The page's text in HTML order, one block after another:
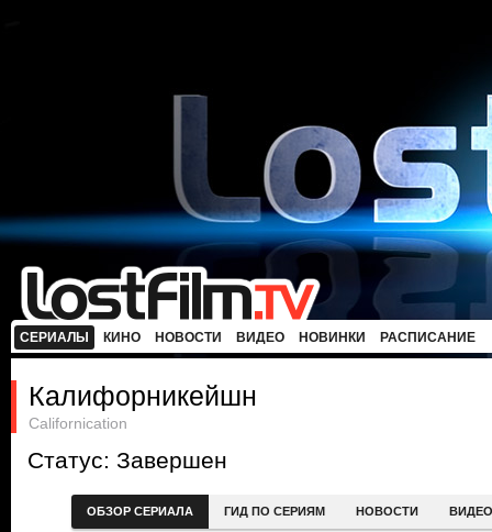
СЕРИАЛЫ КИНО НОВОСТИ ВИДЕО НОВИНКИ РАСПИСАНИЕ
Калифорникейшн
Californication
Статус: Завершен
ОБЗОР СЕРИАЛА ГИД ПО СЕРИЯМ НОВОСТИ ВИДЕО